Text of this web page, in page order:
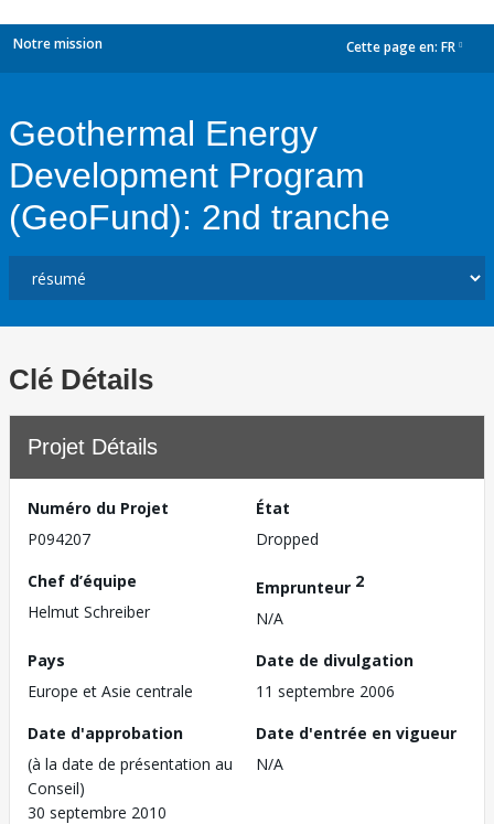
Notre mission Cette page en: FR
Geothermal Energy
Development Program
(GeoFund): 2nd tranche
Clé Détails
Projet Détails
Numéro du Projet
P094207
État
Dropped
Chef d’équipe
Helmut Schreiber
Emprunteur 2
N/A
Pays
Europe et Asie centrale
Date de divulgation
11 septembre 2006
Date d'approbation
(à la date de présentation au
Conseil)
30 septembre 2010
Date d'entrée en vigueur
N/A